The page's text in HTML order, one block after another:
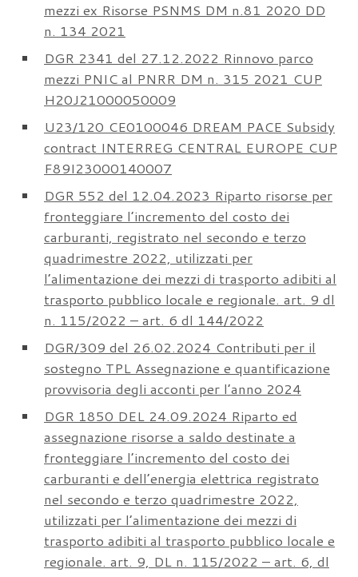
mezzi ex Risorse PSNMS DM n.81 2020 DD
n. 134 2021
DGR 2341 del 27.12.2022 Rinnovo parco
mezzi PNIC al PNRR DM n. 315 2021 CUP
H20J21000050009
U23/120 CE0100046 DREAM PACE Subsidy
contract INTERREG CENTRAL EUROPE CUP
F89I23000140007
DGR 552 del 12.04.2023 Riparto risorse per
fronteggiare l’incremento del costo dei
carburanti, registrato nel secondo e terzo
quadrimestre 2022, utilizzati per
l’alimentazione dei mezzi di trasporto adibiti al
trasporto pubblico locale e regionale. art. 9 dl
n. 115/2022 – art. 6 dl 144/2022
DGR/309 del 26.02.2024 Contributi per il
sostegno TPL Assegnazione e quantificazione
provvisoria degli acconti per l’anno 2024
DGR 1850 DEL 24.09.2024 Riparto ed
assegnazione risorse a saldo destinate a
fronteggiare l’incremento del costo dei
carburanti e dell’energia elettrica registrato
nel secondo e terzo quadrimestre 2022,
utilizzati per l’alimentazione dei mezzi di
trasporto adibiti al trasporto pubblico locale e
regionale. art. 9, DL n. 115/2022 – art. 6, dl